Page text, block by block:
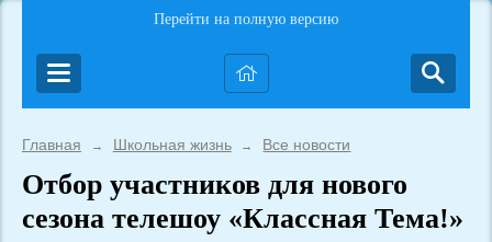
Перейти на полную версию
Главная → Школьная жизнь → Все новости
Отбор участников для нового
сезона телешоу «Классная Тема!»